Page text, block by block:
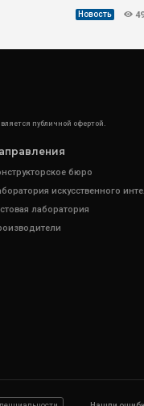
Новость
публичной офертой.
бюро
искусственного
лаборатория